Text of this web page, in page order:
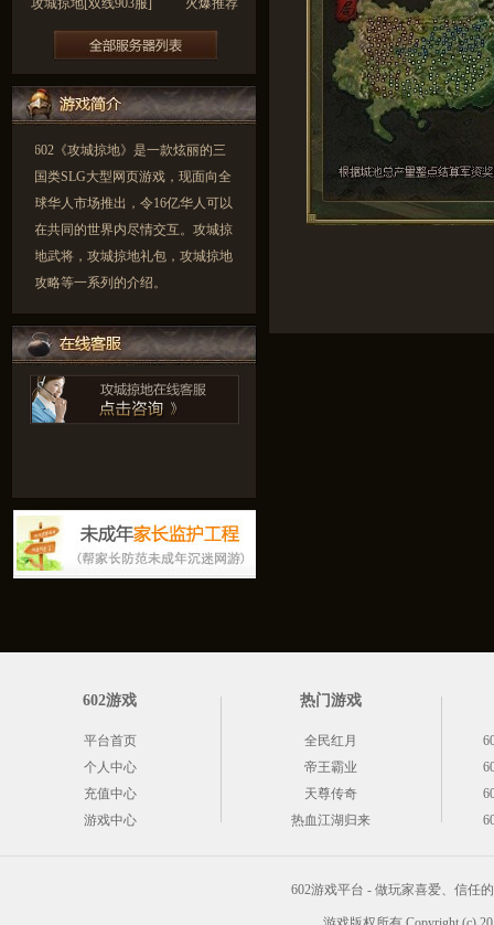
攻城掠地[双线903服] 火爆推荐
攻城掠地[双线902服]
攻城掠地[双线901服] 火爆推荐
攻城掠地[双线900服] 火爆推荐
602《攻城掠地》是一款炫丽的三
国类SLG大型网页游戏，现面向全
球华人市场推出，令16亿华人可以
在共同的世界内尽情交互。攻城掠
地武将，攻城掠地礼包，攻城掠地
攻略等一系列的介绍。
602游戏
平台首页
个人中心
充值中心
游戏中心
热门游戏
全民红月
帝王霸业
天尊传奇
热血江湖归来
602游戏平台 - 做玩家喜爱、信任